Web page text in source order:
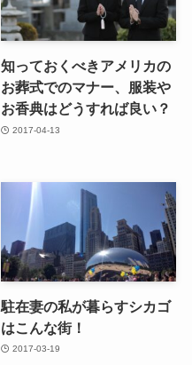
知っておくべきアメリカの
お葬式でのマナー、服装や
お香典はどうすれば良い？
2017-04-13
駐在妻の私が暮らすシカゴ
はこんな街！
2017-03-19